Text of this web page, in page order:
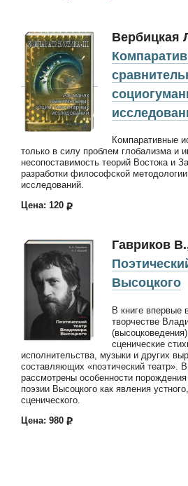
Вербицкая
Компаративные
только в силу проблем глобализма и
несопоставимость теорий Востока и
разработки философской
исследований.
Цена: 120
Гавриков
Высоцкого
В книге впервые
творчестве
сценические
исполнительства, музыки и других
составляющих «поэтический театр».
рассмотрены особенности
поэзии Высоцкого как явления
сценического.
Цена: 980